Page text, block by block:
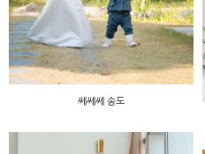
쎄쎄쎄 송도